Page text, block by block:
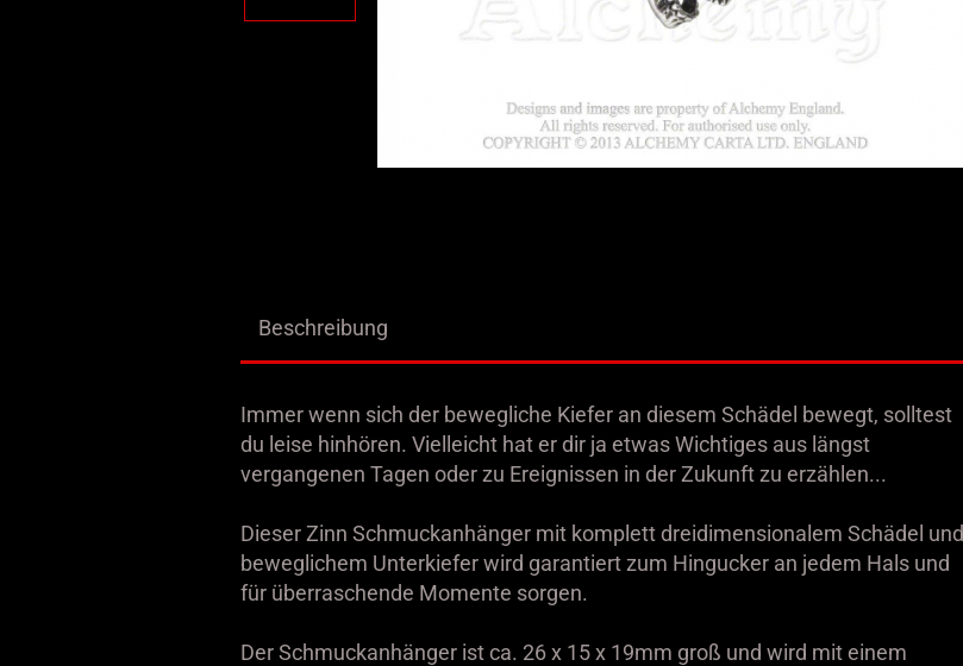
Beschreibung
Immer wenn sich der bewegliche Kiefer an diesem Schädel bewegt, solltest
du leise hinhören. Vielleicht hat er dir ja etwas Wichtiges aus längst
vergangenen Tagen oder zu Ereignissen in der Zukunft zu erzählen...
Dieser Zinn Schmuckanhänger mit komplett dreidimensionalem Schädel und
beweglichem Unterkiefer wird garantiert zum Hingucker an jedem Hals und
für überraschende Momente sorgen.
Der Schmuckanhänger ist ca. 26 x 15 x 19mm groß und wird mit einem